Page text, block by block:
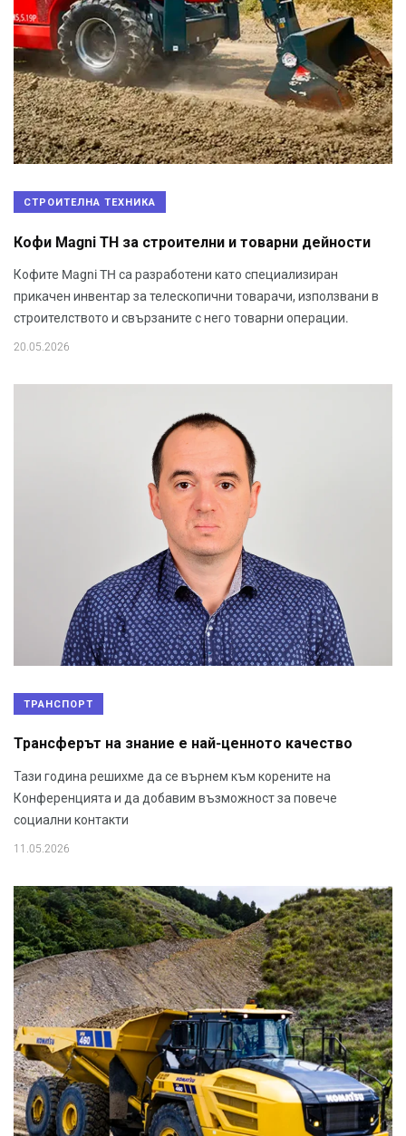
СТРОИТЕЛНА ТЕХНИКА
Кофи Magni TH за строителни и товарни дейности
Кофите Magni TH са разработени като специализиран
прикачен инвентар за телескопични товарачи, използвани в
строителството и свързаните с него товарни операции.
20.05.2026
ТРАНСПОРТ
Трансферът на знание е най-ценното качество
Тази година решихме да се върнем към корените на
Конференцията и да добавим възможност за повече
социални контакти
11.05.2026